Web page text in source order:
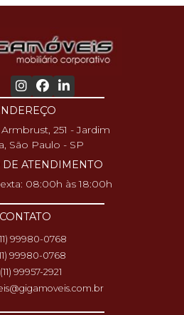
251 - Jardim
São Paulo - SP
ATENDIMENTO
08:00h às 18:00h
CONTATO
99980-0768
99980-0768
(11) 99957-2921